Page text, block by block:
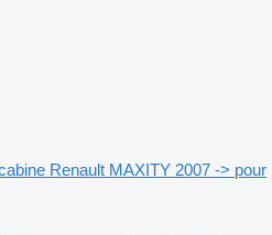
Renault MAXITY 2007 -> pour